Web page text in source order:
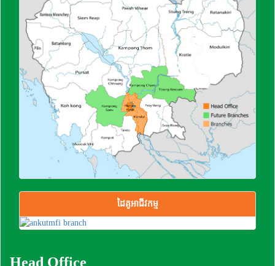
ដៃគូអាជីវកម្ម
Head Office